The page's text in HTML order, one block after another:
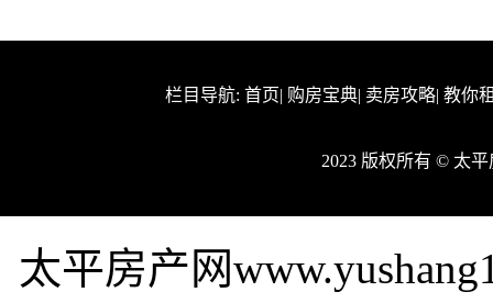
栏目导航: 首页| 购房宝典| 卖房攻略| 教你
2023 版权所有 © 太
太平房产网